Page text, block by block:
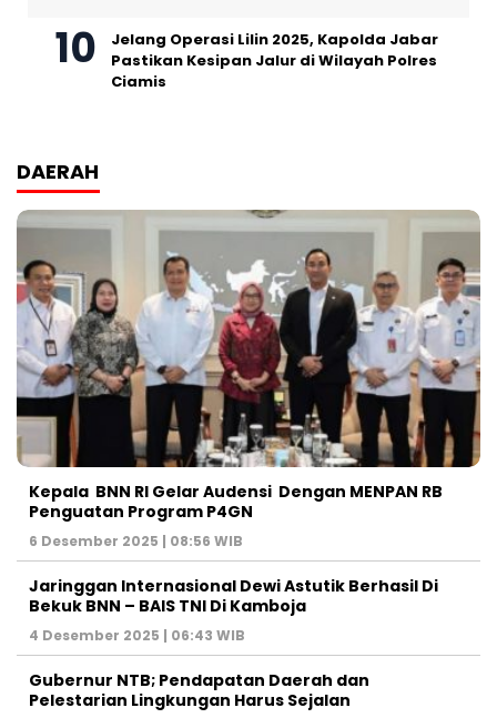
Jelang Operasi Lilin 2025, Kapolda Jabar
Pastikan Kesipan Jalur di Wilayah Polres
Ciamis
DAERAH
Kepala BNN RI Gelar Audensi Dengan MENPAN RB
Penguatan Program P4GN
6 Desember 2025 | 08:56 WIB
Jaringgan Internasional Dewi Astutik Berhasil Di
Bekuk BNN – BAIS TNI Di Kamboja
4 Desember 2025 | 06:43 WIB
Gubernur NTB; Pendapatan Daerah dan
Pelestarian Lingkungan Harus Sejalan